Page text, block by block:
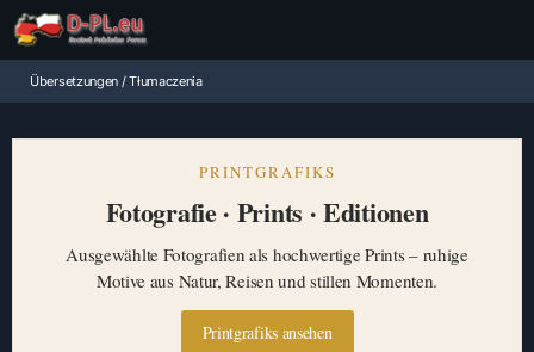
Übersetzungen / Tłumaczenia
PRINTGRAFIKS
Fotografie · Prints · Editionen
Ausgewählte Fotografien als hochwertige Prints – ruhige
Motive aus Natur, Reisen und stillen Momenten.
Printgrafiks ansehen